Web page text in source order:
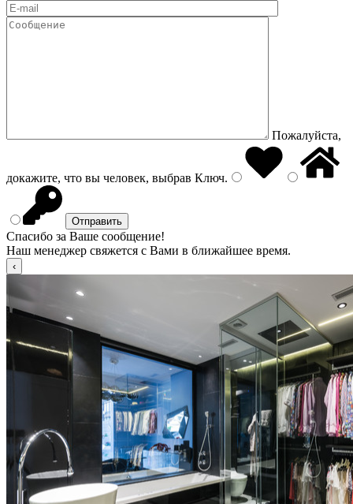
Пожалуйста,
докажите, что вы человек, выбрав Ключ.
Спасибо за Ваше сообщение!
Наш менеджер свяжется с Вами в ближайшее время.